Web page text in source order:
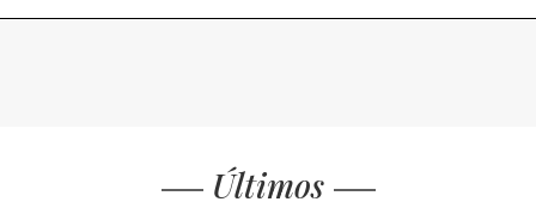
Últimos